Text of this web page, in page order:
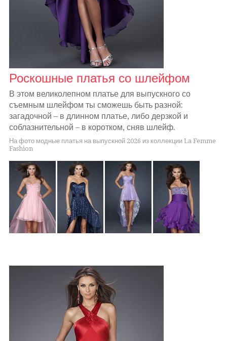
Роскошные платья со шлейфом
В этом великолепном платье для выпускного со
съемным шлейфом ты сможешь быть разной:
загадочной – в длинном платье, либо дерзкой и
соблазнительной – в коротком, сняв шлейф.
На фото модные платья на выпускной 2026 из коллекции La Femme
Fashion